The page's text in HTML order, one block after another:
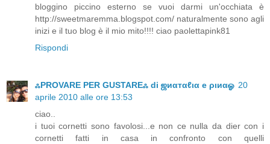
bloggino piccino esterno se vuoi darmi un'occhiata è
http://sweetmaremma.blogspot.com/ naturalmente sono agli
inizi e il tuo blog è il mio mito!!!! ciao paolettapink81
Rispondi
ஃPROVARE PER GUSTAREஃ di ஜиαтαℓια e ριиαஓ 20
aprile 2010 alle ore 13:53
ciao..
i tuoi cornetti sono favolosi...e non ce nulla da dier con i
cornetti fatti in casa in confronto con quelli